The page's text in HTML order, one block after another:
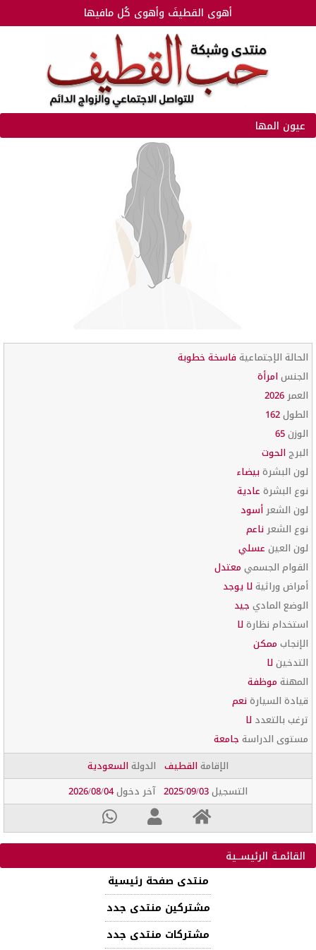
أهوى القطيفَ وأهوى كُل مافيها
عيون المها
الحالة الإجتماعيةفاسخة خطوبة
الجنسامرأة
العمر2026
الطول162
الوزن65
البرجالحوت
لون البشرةبيضاء
نوع البشرة عادية
لون الشعرأسود
نوع الشعرناعم
لون العين عسلي
القوام الجسمي معتدل
أمراض وراثيةلا يوجد
الوضع المادي جيد
استخدام نظارةلا
الإنجاب ممكن
التدخينلا
المهنة موظفة
قيادة السيارةنعم
ترغب بالتعدد لا
مستوى الدراسة جامعة
الإقامةالقطيف الدولةالسعودية
التسجيل2025/09/03 آخر دخول2026/08/04
القائمـة الرئيســية
منتدى صفحة رئيسية
مشتركين منتدى جدد
مشتركات منتدى جدد